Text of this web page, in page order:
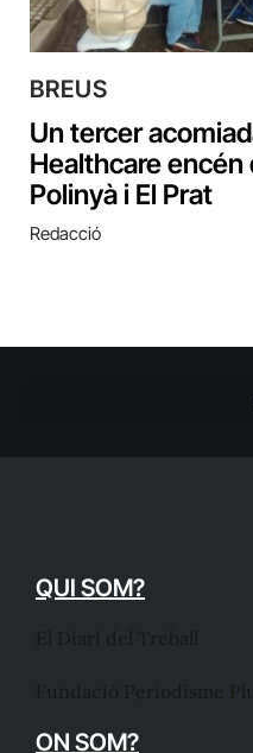
BREUS
Un tercer
Healthcare
Polinyà i El Prat
Redacció
QUI SOM?
ON SOM?